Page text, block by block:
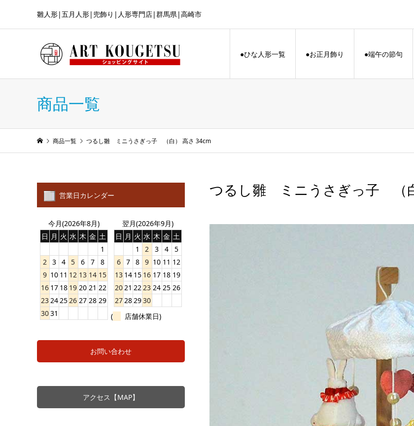
雛人形|五月人形|兜飾り|人形専門店|群馬県|高崎市
●ひな人形一覧 ●お正月飾り ●端午の節句
商品一覧
商品一覧 つるし雛 ミニうさぎっ子 （白） 高さ 34cm
つるし雛 ミニうさぎっ子 （
営業日カレンダー
今月(2026年8月)
日 月 火 水 木 金 土
1
2 3 4 5 6 7
8
9 10 11 12 13 14 15
16 17 18 19 20 21 22
23242526 27 28 29
3031
翌月(2026年9月)
日 月 火 水 木 金 土
1
2 3 4
5
6 7 8 9 10 11 12
13 14 15 16 17 18 19
2021 2223 24 25 26
27282930
(
店舗休業日)
お問い合わせ
アクセス【MAP】